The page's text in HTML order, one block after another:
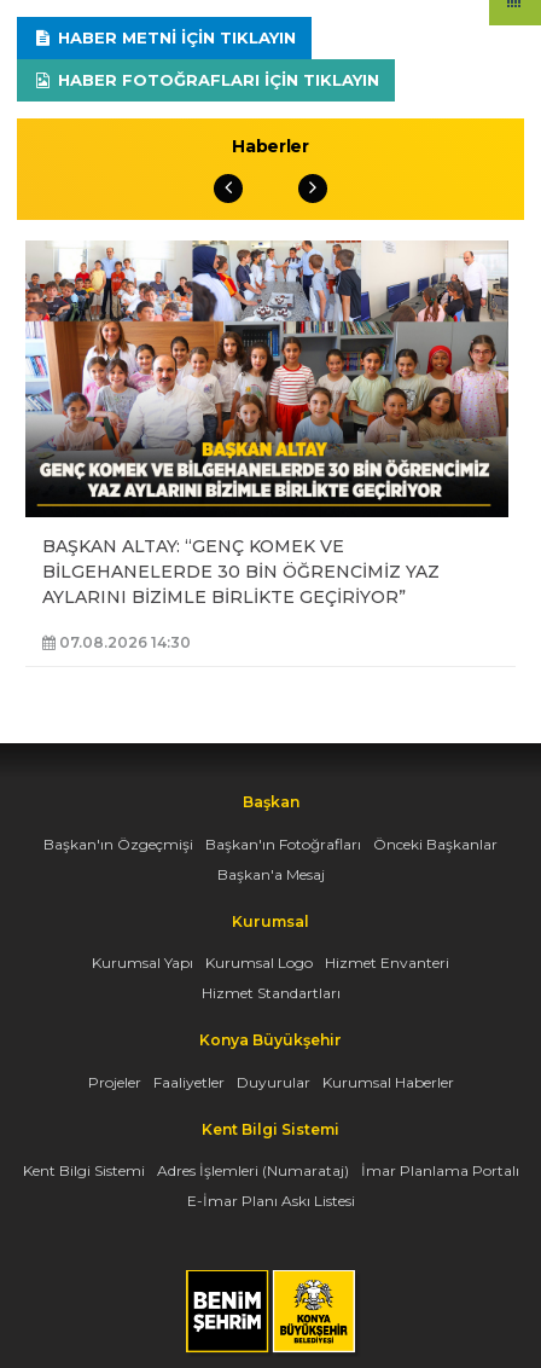
HABER METNI IÇIN TIKLAYIN
HABER FOTOĞRAFLARI IÇIN TIKLAYIN
Haberler
BAŞKAN ALTAY: “GENÇ KOMEK VE
BİLGEHANELERDE 30 BİN ÖĞRENCİMİZ YAZ
AYLARINI BİZİMLE BİRLİKTE GEÇİRİYOR”
07.08.2026 14:30
Başkan
Başkan'ın Özgeçmişi Başkan'ın Fotoğrafları
Önceki Başkanlar
Başkan'a Mesaj
Kurumsal
Kurumsal Yapı Kurumsal Logo
Hizmet Envanteri
Hizmet Standartları
Konya Büyükşehir
Projeler Faaliyetler Duyurular Kurumsal Haberler
Kent Bilgi Sistemi
Kent Bilgi Sistemi Adres İşlemleri (Numarataj)
İmar Planlama Portalı
E-İmar Planı Askı Listesi